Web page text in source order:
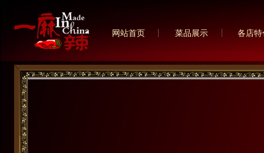
网站首页 菜品展示 各店特